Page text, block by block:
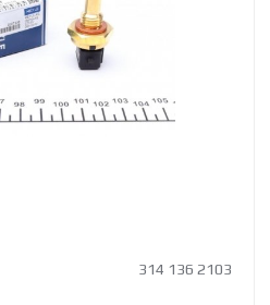
314 136 2103